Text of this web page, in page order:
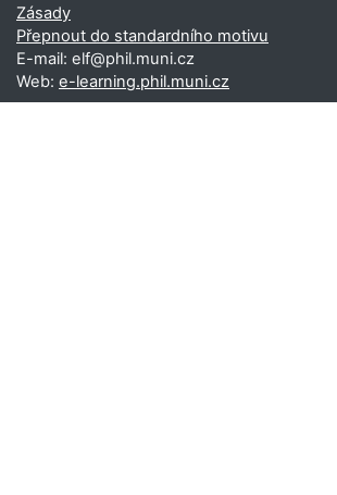
Zásady
Přepnout do standardního motivu
E-mail: elf@phil.muni.cz
Web: e-learning.phil.muni.cz